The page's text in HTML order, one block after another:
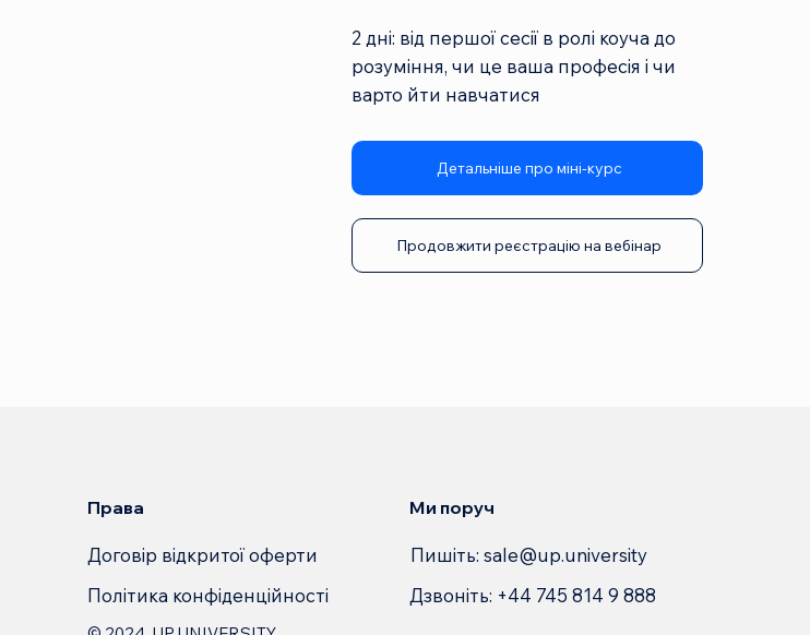
2 дні: від першої сесії в ролі коуча до
розуміння, чи це ваша професія і чи
варто йти навчатися
Детальніше про міні-курс
Продовжити реєстрацію на вебінар
Права
Договір відкритої оферти
Політика конфіденційності
Ми поруч
Пишіть: sale@up.university
Дзвоніть: +44 745 814 9 888